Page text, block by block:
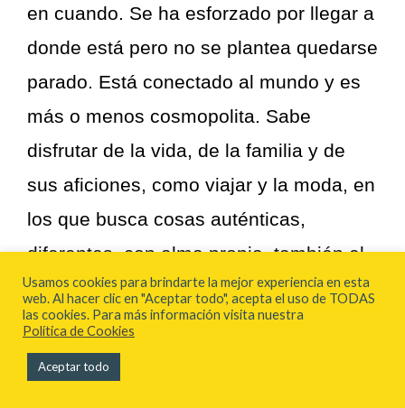
en cuando. Se ha esforzado por llegar a
donde está pero no se plantea quedarse
parado. Está conectado al mundo y es
más o menos cosmopolita. Sabe
disfrutar de la vida, de la familia y de
sus aficiones, como viajar y la moda, en
los que busca cosas auténticas,
diferentes, con alma propia, también el
deporte, pero tampoco hace ascos a
unas cervezas con los amigos.
Usamos cookies para brindarte la mejor experiencia en esta
web. Al hacer clic en "Aceptar todo", acepta el uso de TODAS
las cookies. Para más información visita nuestra
Política de Cookies
Aceptar todo